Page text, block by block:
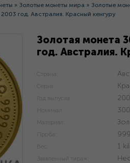
» Золотые монеты мира » Золотые
год. Австралия. Красный кенгуру
Золотая монета
год. Австралия.
Страна:
Серия:
Год выпуска:
Номинал:
Материал:
Проба:
Вес: 1
Заявленный тираж: